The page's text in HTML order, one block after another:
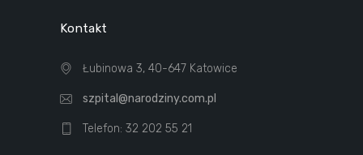
Kontakt
Łubinowa 3, 40-647 Katowice
szpital@narodziny.com.pl
Telefon: 32 202 55 21